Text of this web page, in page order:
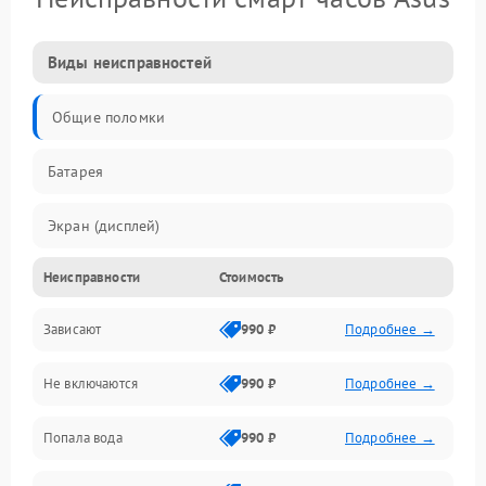
Виды неисправностей
Общие поломки
Батарея
Экран (дисплей)
Электропитание
Датчики
Связь
Дисплей
Неисправности Стоимость
Зависают 990 ₽ Подробнее →
Не включаются 990 ₽ Подробнее →
Попала вода 990 ₽ Подробнее →